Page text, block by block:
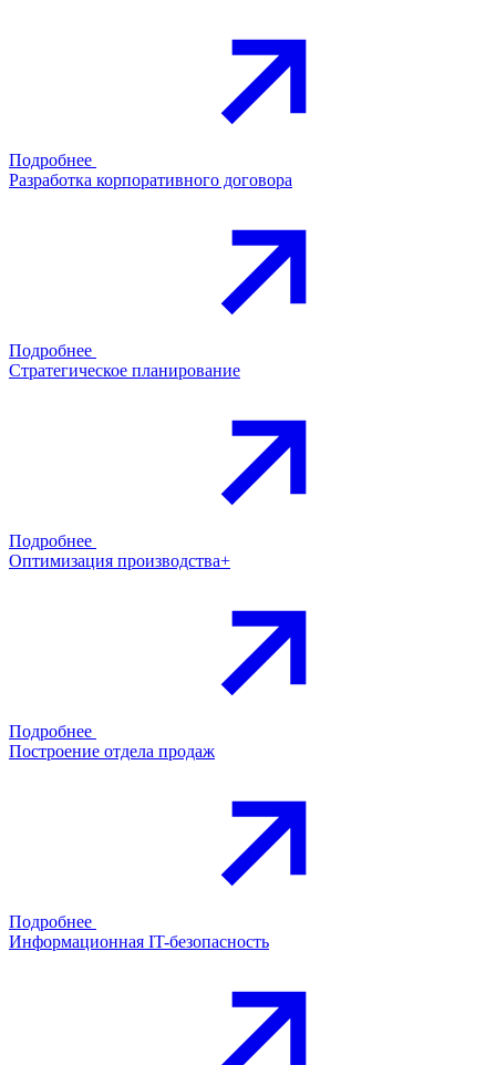
Подробнее
Разработка корпоративного договора
Подробнее
Стратегическое планирование
Подробнее
Оптимизация производства+
Подробнее
Построение отдела продаж
Подробнее
Информационная IT-безопасность